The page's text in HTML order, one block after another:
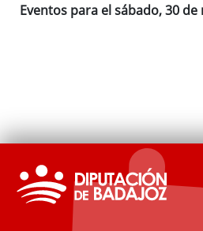
Eventos para el sábado, 30 de